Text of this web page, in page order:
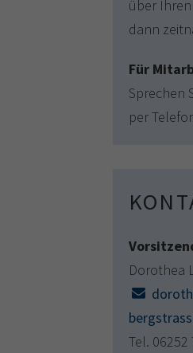
über
dann
Für
Sprechen
per
Dorothea
Tel. 06252